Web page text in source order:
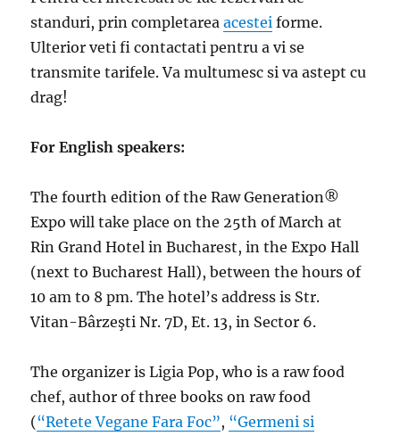
standuri, prin completareaacestei forme.
Ulterior veti fi contactati pentru a vi se
transmite tarifele. Va multumesc si va astept cu
drag!
For English speakers:
The fourth edition of the Raw Generation®
Expo will take place on the 25th of March at
Rin Grand Hotel in Bucharest, in the Expo Hall
(next to Bucharest Hall), between the hours of
10 am to 8 pm. The hotel’s address is Str.
Vitan-Bârzeşti Nr. 7D, Et. 13, in Sector 6.
The organizer is Ligia Pop, who is a raw food
chef, author of three books on raw food
(“Retete Vegane Fara Foc”, “Germeni si